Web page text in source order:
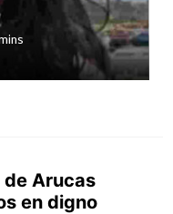
de Arucas
en digno